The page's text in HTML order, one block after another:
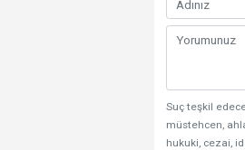
Suç teşkil
müstehcen,
hukuki, cezai,